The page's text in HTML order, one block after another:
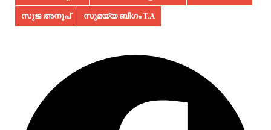
സുജ അനൂപ്‌ സുമയ്യ ബീഗം T.A